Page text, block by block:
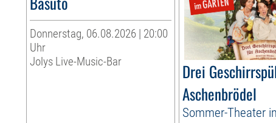
Donnerstag, 06.08.2026 | 20:00
Uhr
Jolys Live-Music-Bar
Drei
Aschenbrödel
Sommer-Theater